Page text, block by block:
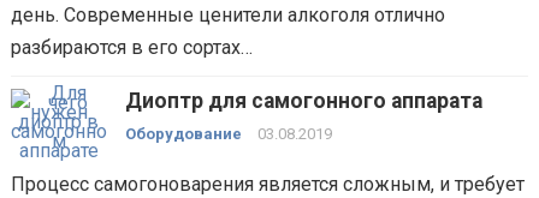
день. Современные ценители алкоголя отлично
разбираются в его сортах…
Диоптр для самогонного аппарата
Оборудование 03.08.2019
Процесс самогоноварения является сложным, и требует